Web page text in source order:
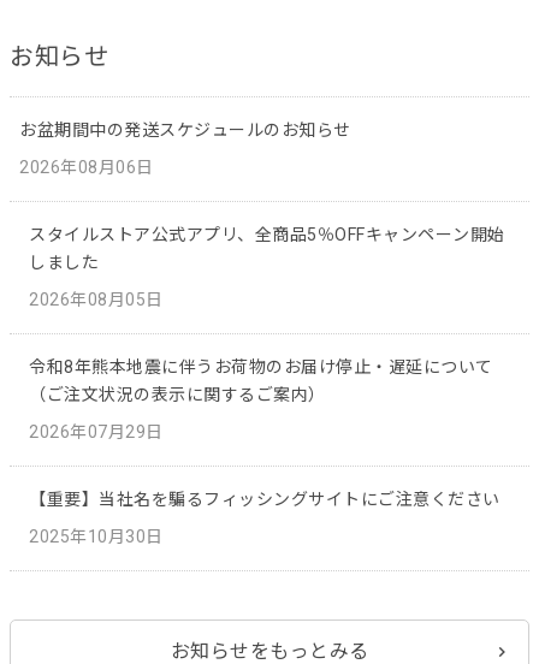
お知らせ
お盆期間中の発送スケジュールのお知らせ
2026年08月06日
スタイルストア公式アプリ、全商品5％OFFキャンペーン開始
しました
2026年08月05日
令和8年熊本地震に伴うお荷物のお届け停止・遅延について
（ご注文状況の表示に関するご案内）
2026年07月29日
【重要】当社名を騙るフィッシングサイトにご注意ください
2025年10月30日
お知らせをもっとみる